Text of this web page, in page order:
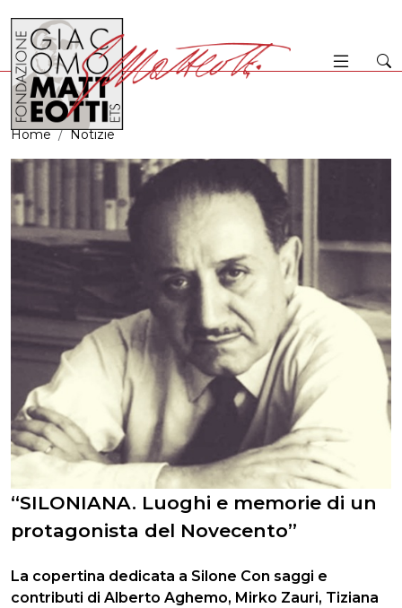
Home Notizie
“SILONIANA. Luoghi e memorie di un
protagonista del Novecento”
La copertina dedicata a Silone Con saggi e
contributi di Alberto Aghemo, Mirko Zauri, Tiziana